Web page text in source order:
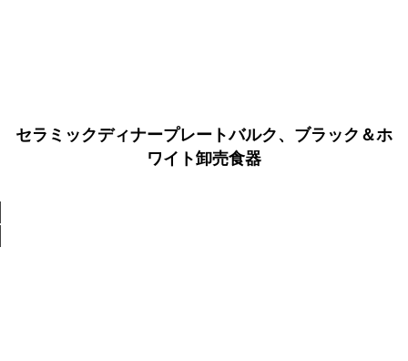
セラミックディナープレートバルク、ブラック＆ホ
ワイト卸売食器